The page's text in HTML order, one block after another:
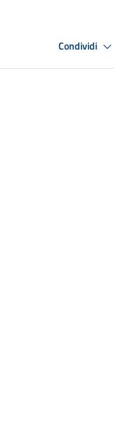
Condividi